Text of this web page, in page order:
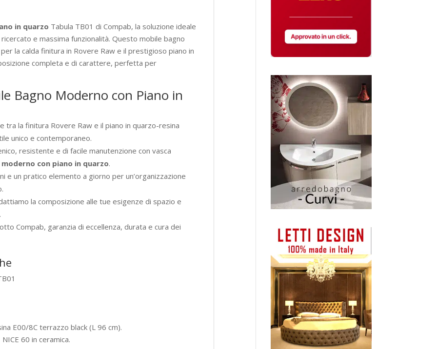
in quarzo Tabula TB01 di Compab, la soluzione ideale
e massima funzionalità. Questo mobile bagno
la calda finitura in Rovere Raw e il prestigioso piano in
completa e di carattere, perfetta per
Bagno Moderno con Piano in
tra la finitura Rovere Raw e il piano in quarzo-resina
unico e contemporaneo.
resistente e di facile manutenzione con vasca
con piano in quarzo.
e un pratico elemento a giorno per un’organizzazione
la composizione alle tue esigenze di spazio e
Compab, garanzia di eccellenza, durata e cura dei
E00/8C terrazzo black (L 96 cm).
60 in ceramica.